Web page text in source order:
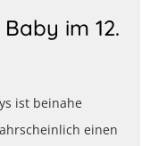
im 12.
ist beinahe
einen